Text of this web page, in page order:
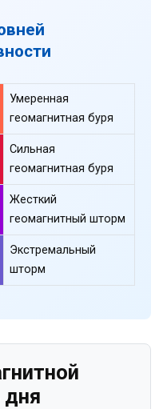
Умеренная
геомагнитная буря
Сильная
геомагнитная буря
Жесткий
геомагнитный шторм
Экстремальный
шторм
дня